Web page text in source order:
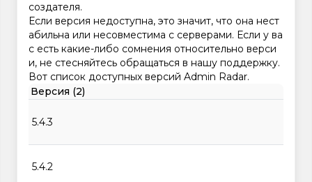
создателя.
Если версия недоступна, это значит, что она нест
абильна или несовместима с серверами. Если у ва
с есть какие-либо сомнения относительно верси
и, не стесняйтесь обращаться в нашу поддержку.
Вот список доступных версий Admin Radar.
Версия (2)
5.4.3
5.4.2